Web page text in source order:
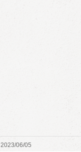
2023/06/05